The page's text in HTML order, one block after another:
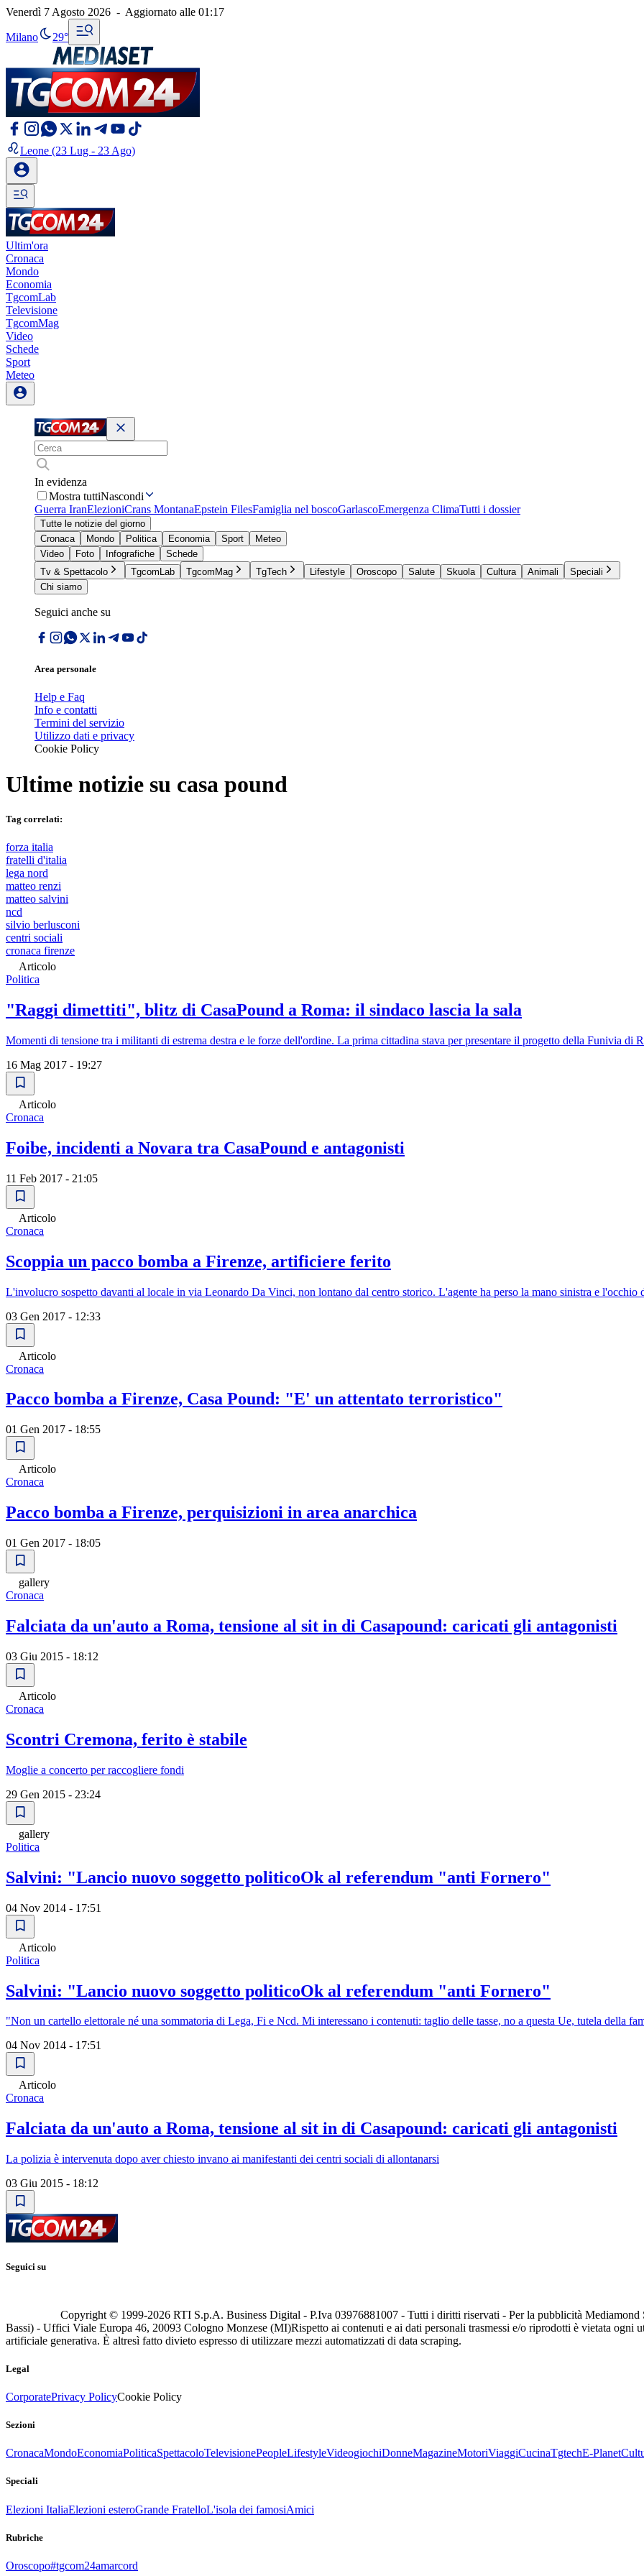
Venerdì 7 Agosto 2026 - Aggiornato alle 01:17
Milano 29°
Leone (23 Lug - 23 Ago)
Ultim'ora
Cronaca
Mondo
Economia
TgcomLab
Televisione
TgcomMag
Video
Schede
Sport
Meteo
In evidenza
Mostra tuttiNascondi
Guerra IranElezioniCrans MontanaEpstein FilesFamiglia nel boscoGarlascoEmergenza ClimaTutti i dossier
Tutte le notizie del giorno
Cronaca
Mondo Politica Economia Sport
Meteo
Video
Foto Infografiche
Schede
Tv & Spettacolo
TgcomLab TgcomMag TgTech Lifestyle Oroscopo Salute Skuola Cultura Animali
Speciali
Chi siamo
Seguici anche su
Area personale
Help e Faq
Info e contatti
Termini del servizio
Utilizzo dati e privacy
Cookie Policy
Ultime notizie su casa pound
Tag correlati:
forza italia
fratelli d'italia
lega nord
matteo renzi
matteo salvini
ncd
silvio berlusconi
centri sociali
cronaca firenze
Articolo
Politica
"Raggi dimettiti", blitz di CasaPound a Roma: il sindaco lascia la sala
Momenti di tensione tra i militanti di estrema destra e le forze dell'ordine. La prima cittadina stava per presentare il progetto della Funivia di
16 Mag 2017 - 19:27
Articolo
Cronaca
Foibe, incidenti a Novara tra CasaPound e antagonisti
11 Feb 2017 - 21:05
Articolo
Cronaca
Scoppia un pacco bomba a Firenze, artificiere ferito
L'involucro sospetto davanti al locale in via Leonardo Da Vinci, non lontano dal centro storico. L'agente ha perso la mano sinistra e l'occhio
03 Gen 2017 - 12:33
Articolo
Cronaca
Pacco bomba a Firenze, Casa Pound: "E' un attentato terroristico"
01 Gen 2017 - 18:55
Articolo
Cronaca
Pacco bomba a Firenze, perquisizioni in area anarchica
01 Gen 2017 - 18:05
gallery
Cronaca
Falciata da un'auto a Roma, tensione al sit in di Casapound: caricati gli antagonisti
03 Giu 2015 - 18:12
Articolo
Cronaca
Scontri Cremona, ferito è stabile
Moglie a concerto per raccogliere fondi
29 Gen 2015 - 23:24
gallery
Politica
Salvini: "Lancio nuovo soggetto politicoOk al referendum "anti Fornero"
04 Nov 2014 - 17:51
Articolo
Politica
Salvini: "Lancio nuovo soggetto politicoOk al referendum "anti Fornero"
"Non un cartello elettorale né una sommatoria di Lega, Fi e Ncd. Mi interessano i contenuti: taglio delle tasse, no a questa Ue, tutela della
04 Nov 2014 - 17:51
Articolo
Cronaca
Falciata da un'auto a Roma, tensione al sit in di Casapound: caricati gli antagonisti
La polizia è intervenuta dopo aver chiesto invano ai manifestanti dei centri sociali di allontanarsi
03 Giu 2015 - 18:12
Seguici su
Copyright © 1999-2026 RTI S.p.A. Business Digital - P.Iva 03976881007 - Tutti i diritti riservati - Per la pubblicità
Bassi) - Uffici Viale Europa 46, 20093 Cologno Monzese (MI)Rispetto ai contenuti e ai dati personali trasmessi e/o riprodotti è vietata ogni
artificiale generativa. È altresì fatto divieto espresso di utilizzare mezzi automatizzati di data scraping.
Legal
CorporatePrivacy PolicyCookie Policy
Sezioni
CronacaMondoEconomiaPoliticaSpettacoloTelevisionePeopleLifestyleVideogiochiDonneMagazineMotoriViaggiCucinaTgtechE-Planet
Speciali
Elezioni ItaliaElezioni esteroGrande FratelloL'isola dei famosiAmici
Rubriche
Oroscopo#tgcom24amarcord